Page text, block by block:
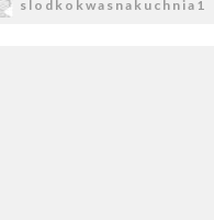
slodkokwasnakuchnia1